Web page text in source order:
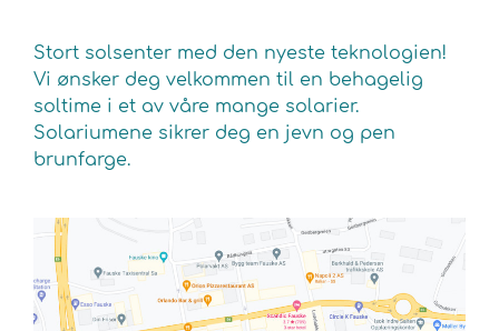
Stort solsenter med den nyeste teknologien!
Vi ønsker deg velkommen til en behagelig
soltime i et av våre mange solarier.
Solariumene sikrer deg en jevn og pen
brunfarge.